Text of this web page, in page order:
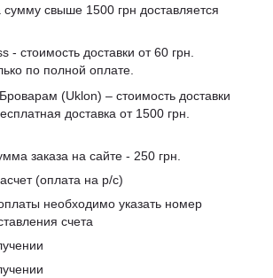
сумму свыше 1500 грн доставляется
- стоимость доставки от 60 грн.
по полной оплате.
(Uklon) – стоимость доставки
доставка от 1500 грн.
заказа на сайте - 250 грн.
(оплата на р/с)
необходимо указать номер
счета